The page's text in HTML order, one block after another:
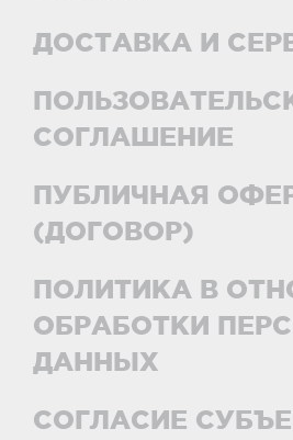
ДОСТАВКА И
СОГЛАШЕНИЕ
ПУБЛИЧНАЯ
(ДОГОВОР)
ПОЛИТИКА В
ОБРАБОТКИ
ДАННЫХ
СОГЛАСИЕ